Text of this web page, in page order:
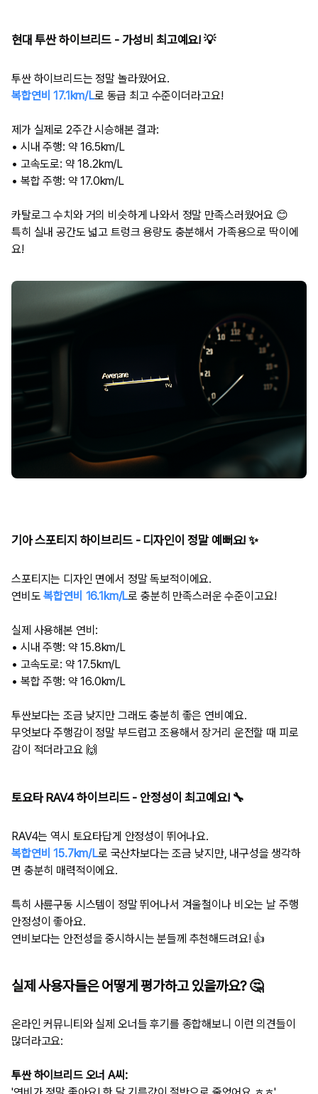
현대 투싼 하이브리드 - 가성비 최고예요! 💡
투싼 하이브리드는 정말 놀라웠어요.
복합연비 17.1km/L로 동급 최고 수준이더라고요!
제가 실제로 2주간 시승해본 결과:
• 시내 주행: 약 16.5km/L
• 고속도로: 약 18.2km/L
• 복합 주행: 약 17.0km/L
카탈로그 수치와 거의 비슷하게 나와서 정말 만족스러웠어요 😊
특히 실내 공간도 넓고 트렁크 용량도 충분해서 가족용으로 딱이에
요!
기아 스포티지 하이브리드 - 디자인이 정말 예뻐요! ✨
스포티지는 디자인 면에서 정말 독보적이에요.
연비도복합연비 16.1km/L로 충분히 만족스러운 수준이고요!
실제 사용해본 연비:
• 시내 주행: 약 15.8km/L
• 고속도로: 약 17.5km/L
• 복합 주행: 약 16.0km/L
투싼보다는 조금 낮지만 그래도 충분히 좋은 연비예요.
무엇보다 주행감이 정말 부드럽고 조용해서 장거리 운전할 때 피로
감이 적더라고요 🙌
토요타 RAV4 하이브리드 - 안정성이 최고예요! 🔧
RAV4는 역시 토요타답게 안정성이 뛰어나요.
복합연비 15.7km/L로 국산차보다는 조금 낮지만, 내구성을 생각하
면 충분히 매력적이에요.
특히 사륜구동 시스템이 정말 뛰어나서 겨울철이나 비오는 날 주행
안정성이 좋아요.
연비보다는 안전성을 중시하시는 분들께 추천해드려요! 👍
실제 사용자들은 어떻게 평가하고 있을까요? 🤔
온라인 커뮤니티와 실제 오너들 후기를 종합해보니 이런 의견들이
많더라고요:
투싼 하이브리드 오너 A씨: